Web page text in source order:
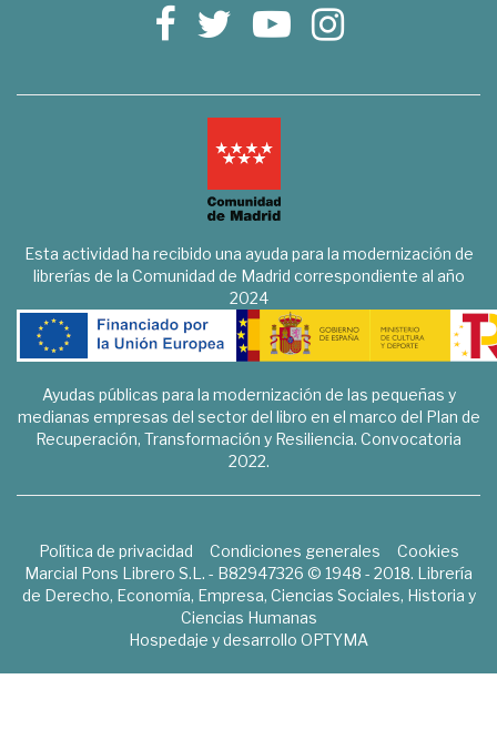
Esta actividad ha recibido una ayuda para la modernización de
librerías de la Comunidad de Madrid correspondiente al año
2024
Ayudas públicas para la modernización de las pequeñas y
medianas empresas del sector del libro en el marco del Plan de
Recuperación, Transformación y Resiliencia. Convocatoria
2022.
Política de privacidad Condiciones generales
Cookies
Marcial Pons Librero S.L. - B82947326 © 1948 - 2018. Librería
de Derecho, Economía, Empresa, Ciencias Sociales, Historia y
Ciencias Humanas
Hospedaje y desarrollo OPTYMA